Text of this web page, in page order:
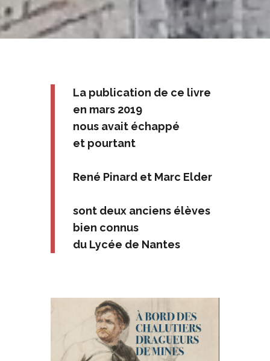
La publication de ce livre
en mars 2019
nous avait échappé
et pourtant
René Pinard et Marc Elder
sont deux anciens élèves
bien connus
du Lycée de Nantes